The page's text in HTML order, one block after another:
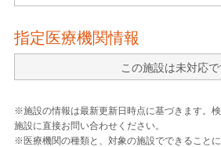
指定医療機関情報
この施設は未対応で
※施設の情報は最新更新日時点に基づきます。
施設に直接お問い合わせください。
※医療機関の種類と、対象の施設でできること